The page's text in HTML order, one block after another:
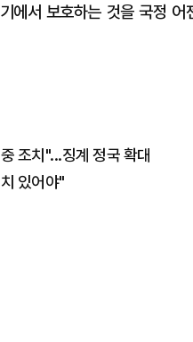
에서 보호하는 것을 국정 어
조치"...징계 정국 확대
있어야"